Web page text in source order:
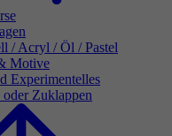
/ Acryl / Öl / Pastel
Motive
Experimentelles
Zuklappen